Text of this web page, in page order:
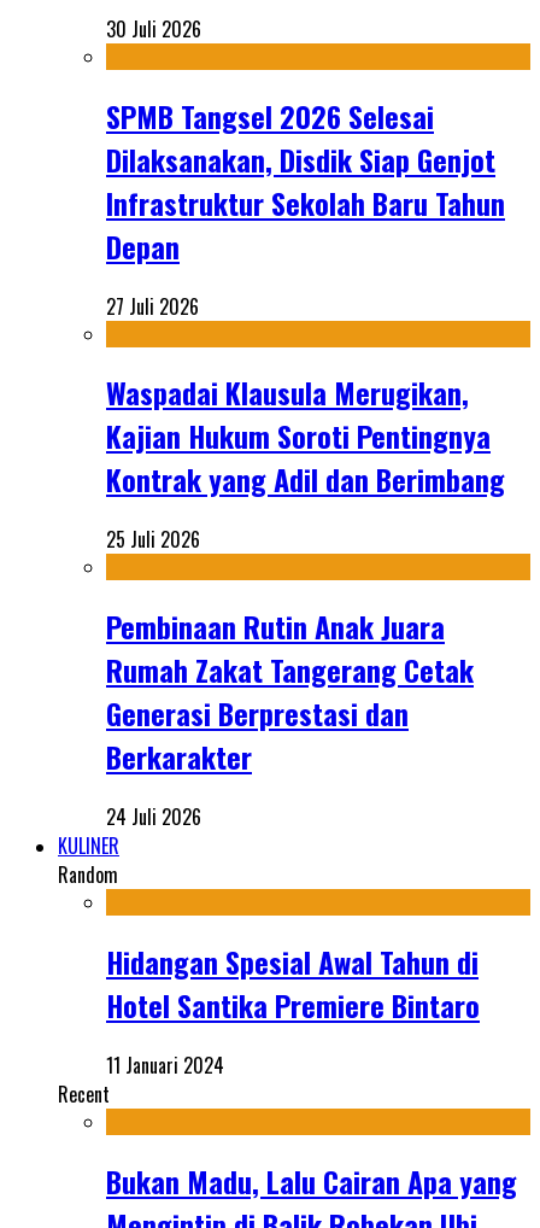
30 Juli 2026
SPMB Tangsel 2026 Selesai
Dilaksanakan, Disdik Siap Genjot
Infrastruktur Sekolah Baru Tahun
Depan
27 Juli 2026
Waspadai Klausula Merugikan,
Kajian Hukum Soroti Pentingnya
Kontrak yang Adil dan Berimbang
25 Juli 2026
Pembinaan Rutin Anak Juara
Rumah Zakat Tangerang Cetak
Generasi Berprestasi dan
Berkarakter
24 Juli 2026
KULINER
Random
Hidangan Spesial Awal Tahun di
Hotel Santika Premiere Bintaro
11 Januari 2024
Recent
Bukan Madu, Lalu Cairan Apa yang